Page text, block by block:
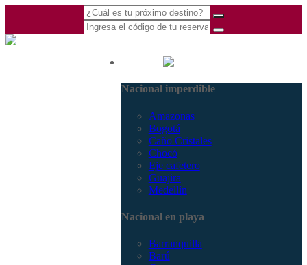
Nacional imperdible
Amazonas
Bogotá
Caño Cristales
Chocó
Eje cafetero
Guajira
Medellín
Nacional en playa
Barranquilla
Barú